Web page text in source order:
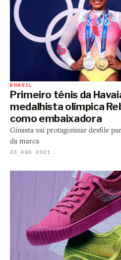
BRASIL
Primeiro tênis da
medalhista olímpica
como embaixadora
Ginasta vai protagonizar desfile
da marca
23 AGO 2021